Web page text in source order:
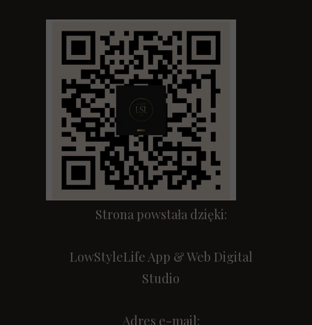
Strona powstała dzięki:
LowStyleLife App & Web Digital
Studio
Adres e-mail: